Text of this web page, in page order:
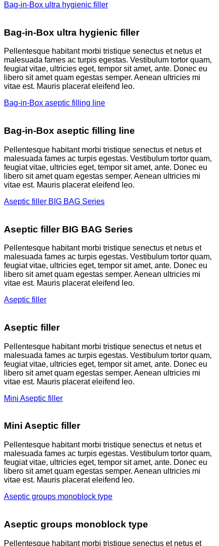
Bag-in-Box ultra hygienic filler
Bag-in-Box ultra hygienic filler
Pellentesque habitant morbi tristique senectus et netus et
malesuada fames ac turpis egestas. Vestibulum tortor quam,
feugiat vitae, ultricies eget, tempor sit amet, ante. Donec eu
libero sit amet quam egestas semper. Aenean ultricies mi
vitae est. Mauris placerat eleifend leo.
Bag-in-Box aseptic filling line
Bag-in-Box aseptic filling line
Pellentesque habitant morbi tristique senectus et netus et
malesuada fames ac turpis egestas. Vestibulum tortor quam,
feugiat vitae, ultricies eget, tempor sit amet, ante. Donec eu
libero sit amet quam egestas semper. Aenean ultricies mi
vitae est. Mauris placerat eleifend leo.
Aseptic filler BIG BAG Series
Aseptic filler BIG BAG Series
Pellentesque habitant morbi tristique senectus et netus et
malesuada fames ac turpis egestas. Vestibulum tortor quam,
feugiat vitae, ultricies eget, tempor sit amet, ante. Donec eu
libero sit amet quam egestas semper. Aenean ultricies mi
vitae est. Mauris placerat eleifend leo.
Aseptic filler
Aseptic filler
Pellentesque habitant morbi tristique senectus et netus et
malesuada fames ac turpis egestas. Vestibulum tortor quam,
feugiat vitae, ultricies eget, tempor sit amet, ante. Donec eu
libero sit amet quam egestas semper. Aenean ultricies mi
vitae est. Mauris placerat eleifend leo.
Mini Aseptic filler
Mini Aseptic filler
Pellentesque habitant morbi tristique senectus et netus et
malesuada fames ac turpis egestas. Vestibulum tortor quam,
feugiat vitae, ultricies eget, tempor sit amet, ante. Donec eu
libero sit amet quam egestas semper. Aenean ultricies mi
vitae est. Mauris placerat eleifend leo.
Aseptic groups monoblock type
Aseptic groups monoblock type
Pellentesque habitant morbi tristique senectus et netus et